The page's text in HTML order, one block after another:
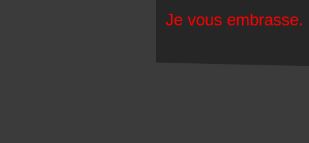
Je vous embrasse.